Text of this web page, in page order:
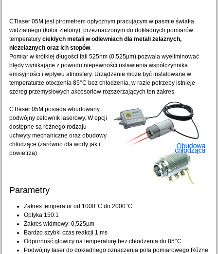
CTlaser 05M jest pirometrem optycznym pracującym w pasmie światła
widzialnego (kolor zielony), przeznaczonym do dokładnych pomiarów
temperaturyciekłych metali w odlewniach dla metali żelaznych,
nieżelaznych oraz ich stopów.
Pomiar w krótkiej długości fali 525nm (0.525µm) pozwala wyeliminować
błędy wynikające z powodu niepewności ustawienia współczynnika
emisyjności i wpływu atmosfery. Urządzenie może być instalowane w
temperaturze otoczenia 85°C bez chłodzenia, w razie potrzeby istnieje
szereg przemysłowych akcesoriów rozszerzających ten zakres.
CTlaser 05M posiada wbudowany
podwójny celownik laserowy. W opcji
dostępne są różnego rodzaju
uchwyty mechaniczne oraz obudowy
chłodzące (zarówno dla wody jak i
powietrza)
Parametry
Zakres temperatur od 1000°C do 2000°C
Optyka 150:1
Zakres widmowy: 0,525µm
Bardzo szybki czas reakcji 1 ms
Odporność głowicy na temperaturę bez chłodzenia do 85°C.
Podwójny laser do dokładnego oznaczenia pola pomiarowego Różne